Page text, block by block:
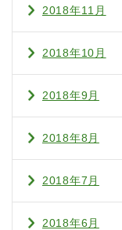
2018年11月
2018年10月
2018年9月
2018年8月
2018年7月
2018年6月